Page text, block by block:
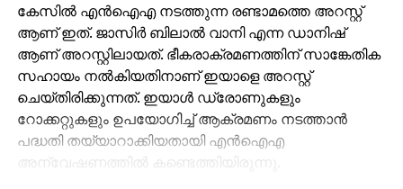
കേസിൽ എൻഐഎ നടത്തുന്ന രണ്ടാമത്തെ അറസ്റ്റ്
ആണ് ഇത്. ജാസിർ ബിലാൽ വാനി എന്ന ഡാനിഷ്
ആണ് അറസ്റ്റിലായത്. ഭീകരാക്രമണത്തിന് സാങ്കേതിക
സഹായം നൽകിയതിനാണ് ഇയാളെ അറസ്റ്റ്
ചെയ്തിരിക്കുന്നത്. ഇയാൾ ഡ്രോണുകളും
റോക്കറ്റുകളും ഉപയോഗിച്ച് ആക്രമണം നടത്താൻ
പദ്ധതി തയ്യാറാക്കിയതായി എൻഐഎ
അന്വേഷണത്തിൽ കണ്ടെത്തിയിരുന്നു.